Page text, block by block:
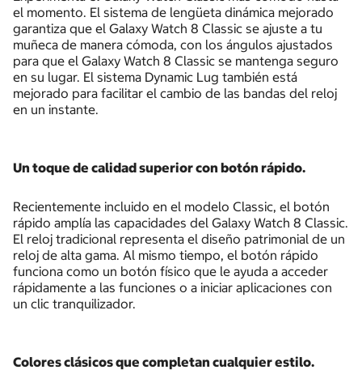
el momento. El sistema de lengüeta dinámica mejorado
garantiza que el Galaxy Watch 8 Classic se ajuste a tu
muñeca de manera cómoda, con los ángulos ajustados
para que el Galaxy Watch 8 Classic se mantenga seguro
en su lugar. El sistema Dynamic Lug también está
mejorado para facilitar el cambio de las bandas del reloj
en un instante.
Un toque de calidad superior con botón rápido.
Recientemente incluido en el modelo Classic, el botón
rápido amplía las capacidades del Galaxy Watch 8 Classic.
El reloj tradicional representa el diseño patrimonial de un
reloj de alta gama. Al mismo tiempo, el botón rápido
funciona como un botón físico que le ayuda a acceder
rápidamente a las funciones o a iniciar aplicaciones con
un clic tranquilizador.
Colores clásicos que completan cualquier estilo.